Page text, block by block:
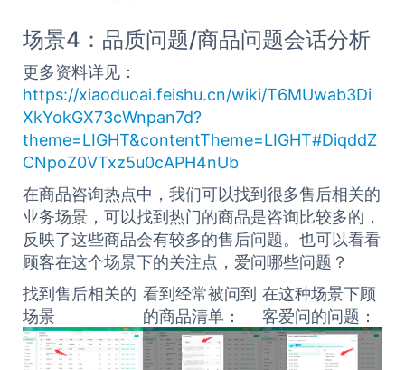
场景4：品质问题/商品问题会话分析
更多资料详见：
https://xiaoduoai.feishu.cn/wiki/T6MUwab3Di
XkYokGX73cWnpan7d?
theme=LIGHT&contentTheme=LIGHT#DiqddZ
CNpoZ0VTxz5u0cAPH4nUb
在商品咨询热点中，我们可以找到很多售后相关的
业务场景，可以找到热门的商品是咨询比较多的，
反映了这些商品会有较多的售后问题。也可以看看
顾客在这个场景下的关注点，爱问哪些问题？
找到售后相关的
场景
看到经常被问到
的商品清单：
在这种场景下顾
客爱问的问题：